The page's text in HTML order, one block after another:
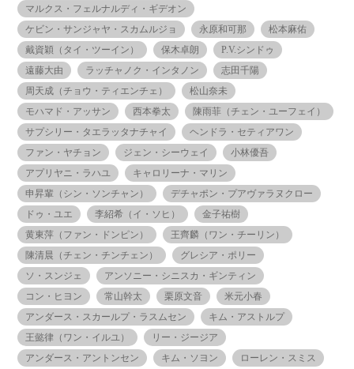
マルクス・フェルナルディ・ギデオン
ケビン・サンジャヤ・スカムルジョ
永原和可那
松本麻佑
戴資穎（タイ・ツーイン）
保木卓朗
P.V.シンドゥ
遠藤大由
ラッチャノク・インタノン
志田千陽
周天成（チョウ・ティエンチェ）
松山奈未
モハマド・アッサン
西本拳太
陳雨菲（チェン・ユーフェイ）
サプシリー・タエラッタナチャイ
ヘンドラ・セティアワン
ファン・ヤチョン
ジェン・シーウェイ
小林優吾
アプリヤニ・ラハユ
キャロリーナ・マリン
申昇輩（シン・ソンチャン）
デチャポン・プアヴァラヌクロー
ドゥ・ユエ
李紹希（イ・ソヒ）
金子祐樹
黄東萍（ファン・ドンピン）
王齊麟（ワン・チーリン）
陳清晨（チェン・チンチェン）
グレシア・ポリー
ソ・スンジェ
アンソニー・シニスカ・ギンティン
コン・ヒヨン
常山幹太 栗原文音
米元小春
アンダース・スカールプ・ラスムセン
キム・アストルプ
王懿律（ワン・イルユ）
リー・ジージア
アンダース・アントンセン
キム・ソヨン
ローレン・スミス